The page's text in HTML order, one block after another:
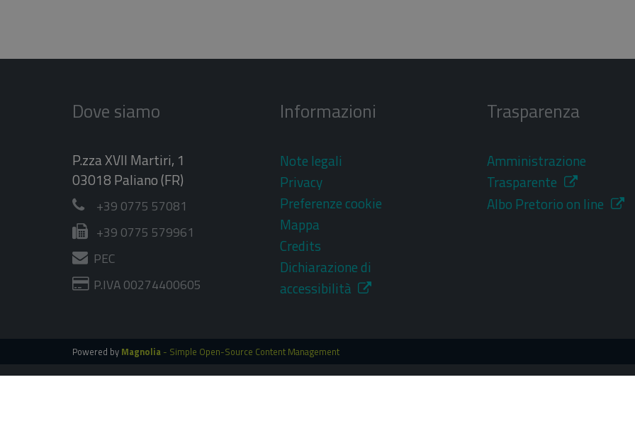
Dove siamo
P.zza XVII Martiri, 1
03018 Paliano (FR)
+39 0775 57081
+39 0775 579961
PEC
P.IVA 00274400605
Informazioni
Note legali
Privacy
Preferenze cookie
Mappa
Credits
Dichiarazione di
accessibilità
Trasparenza
Amministrazione
Trasparente
Albo Pretorio on line
Powered by Magnolia - Simple Open-Source Content Management